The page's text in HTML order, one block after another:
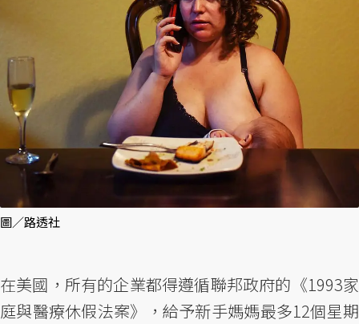
圖／路透社
在美國，所有的企業都得遵循聯邦政府的《1993家
庭與醫療休假法案》，給予新手媽媽最多12個星期